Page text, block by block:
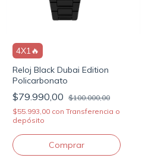
4X1🔥
Reloj Black Dubai Edition
Policarbonato
$79.990,00 $100.000,00
$55.993,00 con Transferencia o
depósito